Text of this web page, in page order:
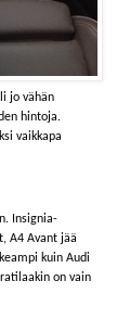
jo vähän
hintoja.
vaikkapa
Insignia-
A4 Avant jää
kuin Audi
on vain